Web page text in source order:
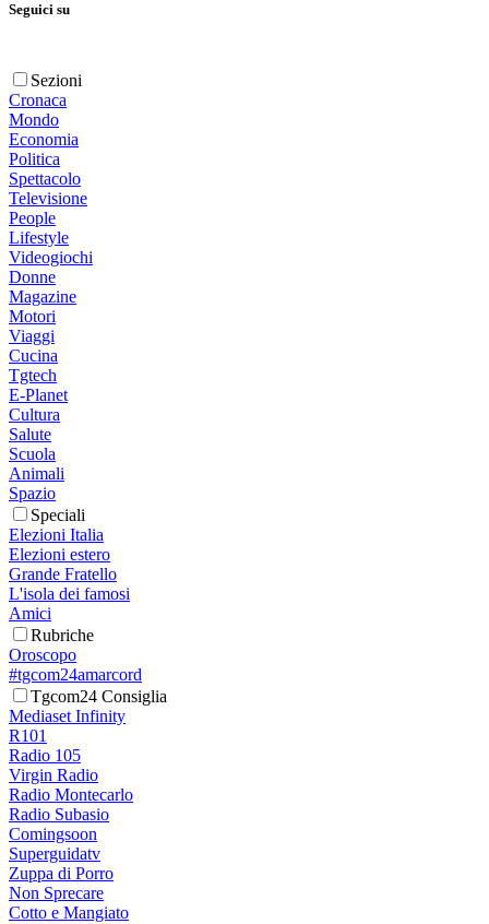
Seguici su
Sezioni
Cronaca
Mondo
Economia
Politica
Spettacolo
Televisione
People
Lifestyle
Videogiochi
Donne
Magazine
Motori
Viaggi
Cucina
Tgtech
E-Planet
Cultura
Salute
Scuola
Animali
Spazio
Speciali
Elezioni Italia
Elezioni estero
Grande Fratello
L'isola dei famosi
Amici
Rubriche
Oroscopo
#tgcom24amarcord
Tgcom24 Consiglia
Mediaset Infinity
R101
Radio 105
Virgin Radio
Radio Montecarlo
Radio Subasio
Comingsoon
Superguidatv
Zuppa di Porro
Non Sprecare
Cotto e Mangiato